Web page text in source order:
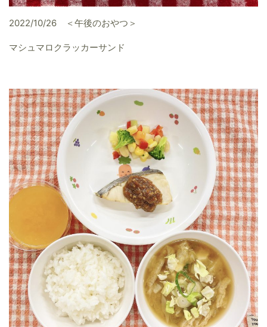
2022/10/26 ＜午後のおやつ＞
マシュマロクラッカーサンド